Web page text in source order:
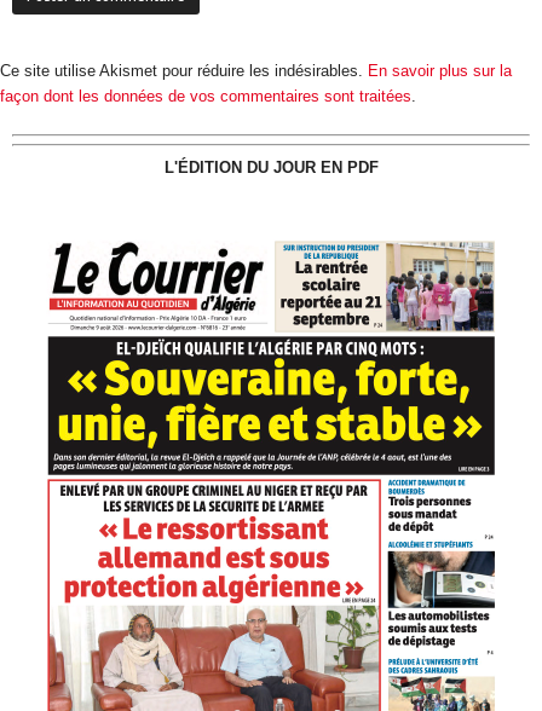
Ce site utilise Akismet pour réduire les indésirables. En savoir plus sur la
façon dont les données de vos commentaires sont traitées
L'ÉDITION DU JOUR EN PDF